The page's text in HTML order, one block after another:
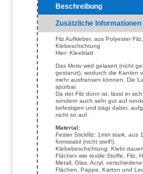
Beschreibung
Zusätzliche Informationen
Filz Aufkleber, aus Polyester
Klebeschichtung
Hier: Kleeblatt
Das Motiv wird gelasert (nicht
gestanzt), wodurch die Kanten
mehr ausfransen können. Die
spürbar.
Da der Filz dünn ist, lässt er
sondern auch sehr gut auf
befestigen und trägt dabei,
nicht so auf.
Material:
Fester Stickfilz: 1mm stark, aus
formstabil (nicht steif!).
Klebebeschichtung: Klebt
Flächen wie textile Stoffe, Filz,
Metall, Glas, Acryl,
Flächen, Pappe, Karton und